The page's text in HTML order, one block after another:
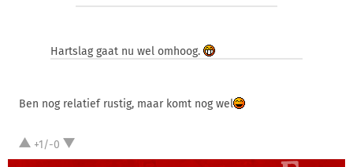
Hartslag gaat nu wel omhoog.
Ben nog relatief rustig, maar komt nog wel
+1/-0